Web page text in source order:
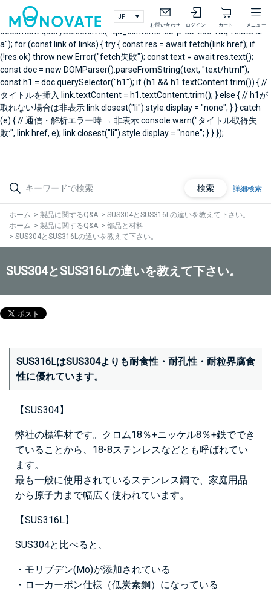
document.addEventListener("DOMContentLoaded", async () => { // 製
品Q&A右メニュー関連Q&A const links =
document.querySelectorAll(".qa_contents .sb-p .sb-25c .faq-relate ul
a"); for (const link of links) { try { const res = await fetch(link.href); if
(!res.ok) throw new Error("fetch失敗"); const text = await res.text();
const doc = new DOMParser().parseFromString(text, "text/html");
const h1 = doc.querySelector("h1"); if (h1 && h1.textContent.trim()) { //
タイトルを挿入 link.textContent = h1.textContent.trim(); } else { // h1が
取れない場合は非表示 link.closest("li").style.display = "none"; } } catch
(e) { // 通信・解析エラー時 → 非表示 console.warn("タイトル取得失
敗:", link.href, e); link.closest("li").style.display = "none"; } } });
お問い合わせ ログイン カート メニュー
検索 詳細検索
ホーム > 製品に関するQ&A > SUS304とSUS316Lの違いを教えて下さい。
ホーム > 製品に関するQ&A > 部品と材料
> SUS304とSUS316Lの違いを教えて下さい。
SUS304とSUS316Lの違いを教えて下さい。
SUS316LはSUS304よりも耐食性・耐孔性・耐粒界腐食
性に優れています。
【SUS304】
弊社の標準材です。クロム18％+ニッケル8％+鉄ででき
ていることから、 18-8ステンレスなどとも呼ばれてい
ます。
最も一般に使用されているステンレス鋼で、家庭用品
から原子力まで幅広く使われています。
【SUS316L】
SUS304と比べると、
・モリブデン(Mo)が添加されている
・ローカーボン仕様（低炭素鋼）になっている